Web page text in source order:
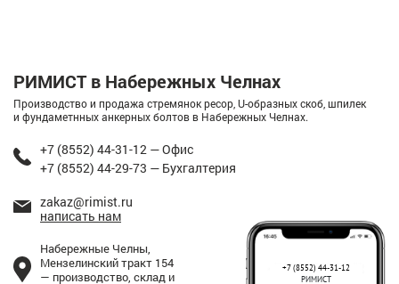
РИМИСТ в Набережных Челнах
Производство и продажа стремянок ресор, U-образных скоб, шпилек
и фундаметнных анкерных болтов в Набережных Челнах.
+7 (8552) 44-31-12 — Офис
+7 (8552) 44-29-73 — Бухгалтерия
zakaz@rimist.ru
написать нам
+7 (8552) 44-31-12
РИМИСТ
Набережные Челны,
Мензелинский тракт 154
— производство, склад и